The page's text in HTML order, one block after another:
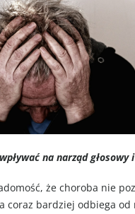
na narząd głosowy
że choroba nie
coraz bardziej odbiega od